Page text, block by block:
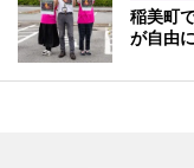
稲美町
が自由